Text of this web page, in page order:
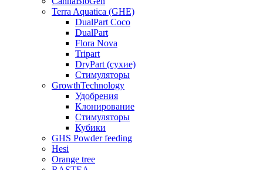
Terra Aquatica (GHE)
DualPart Coco
DualPart
Flora Nova
Tripart
DryPart (сухие)
Стимуляторы
GrowthTechnology
Удобрения
Клонирование
Стимуляторы
Кубики
GHS Powder feeding
Hesi
Orange tree